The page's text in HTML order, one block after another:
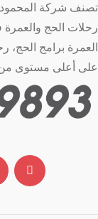
تصنف شركة
رحلات الحج
العمرة برامج الحج،
على أعلى مستوى من